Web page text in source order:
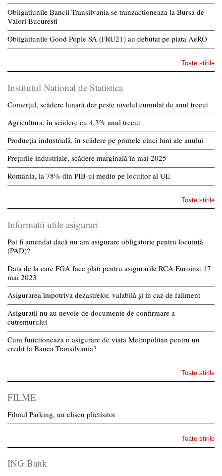
Obligatiunile Bancii Transilvania se tranzactioneaza la Bursa de
Valori Bucuresti
Obligatiunile Good Pople SA (FRU21) au debutat pe piata AeRO
Toate stirile
Institutul National de Statistica
Comerțul, scădere lunară dar peste nivelul cumulat de anul trecut
Agricultura, în scădere cu 4,3% anul trecut
Producția industrială, în scădere pe primele cinci luni ale anului
Prețurile industriale, scădere marginală în mai 2025
România, la 78% din PIB-ul mediu pe locuitor al UE
Toate stirile
Informatii utile asigurari
Pot fi amendat dacă nu am asigurare obligatorie pentru locuință
(PAD)?
Data de la care FGA face plati pentru asigurarile RCA Euroins: 17
mai 2023
Asigurarea împotriva dezastrelor, valabilă și in caz de faliment
Asiguratii nu au nevoie de documente de confirmare a
cutremurului
Cum functioneaza o asigurare de viata Metropolitan pentru un
credit la Banca Transilvania?
Toate stirile
FILME
Filmul Parking, un cliseu plictisitor
Toate stirile
ING Bank